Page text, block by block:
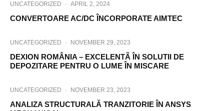
UNCATEGORIZED · APRIL 2, 2024
CONVERTOARE AC/DC ÎNCORPORATE AIMTEC
UNCATEGORIZED · NOVEMBER 29, 2023
DEXION ROMÂNIA – EXCELENTÃ ÎN SOLUTII DE
DEPOZITARE PENTRU O LUME ÎN MISCARE
UNCATEGORIZED · NOVEMBER 23, 2023
ANALIZA STRUCTURALĂ TRANZITORIE ÎN ANSYS